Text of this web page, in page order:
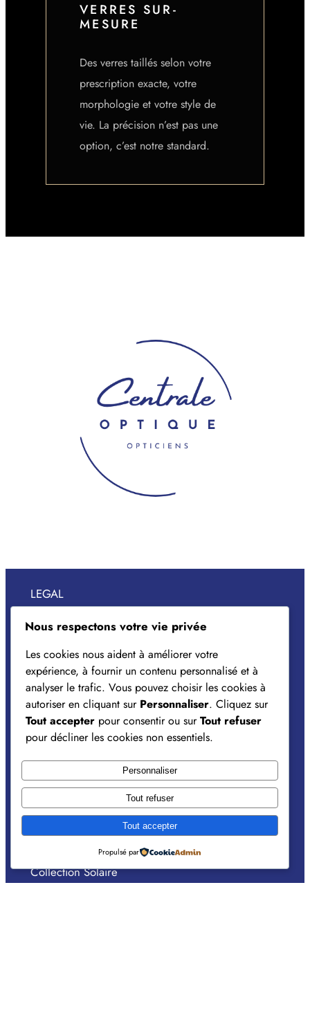
VERRES SUR-
MESURE
Des verres taillés selon votre
prescription exacte, votre
morphologie et votre style de
vie. La précision n’est pas une
option, c’est notre standard.
LEGAL
Mentions légales
Politique de confidentialité
Gestion des cookies
Conditions Générales d’Utilisation
Accueil
Notre histoire
Collection Solaire
Nous respectons votre vie privée
Les cookies nous aident à améliorer votre
expérience, à fournir un contenu personnalisé et à
analyser le trafic. Vous pouvez choisir les cookies à
autoriser en cliquant sur Personnaliser. Cliquez sur
Tout accepter pour consentir ou surTout refuser
pour décliner les cookies non essentiels.
Personnaliser
Tout refuser
Tout accepter
Propulsé par